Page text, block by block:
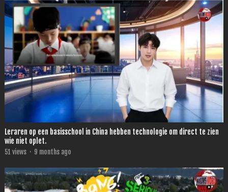
Leraren op een basisschool in China hebben technologie om direct te zien
wie niet oplet.
51 views · 9 months ago